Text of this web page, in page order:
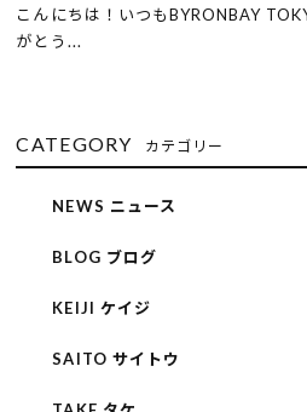
こんにちは！いつもBYRONBAY
がとう...
CATEGORY カテゴリー
NEWS ニュース
BLOG ブログ
KEIJI ケイジ
SAITO サイトウ